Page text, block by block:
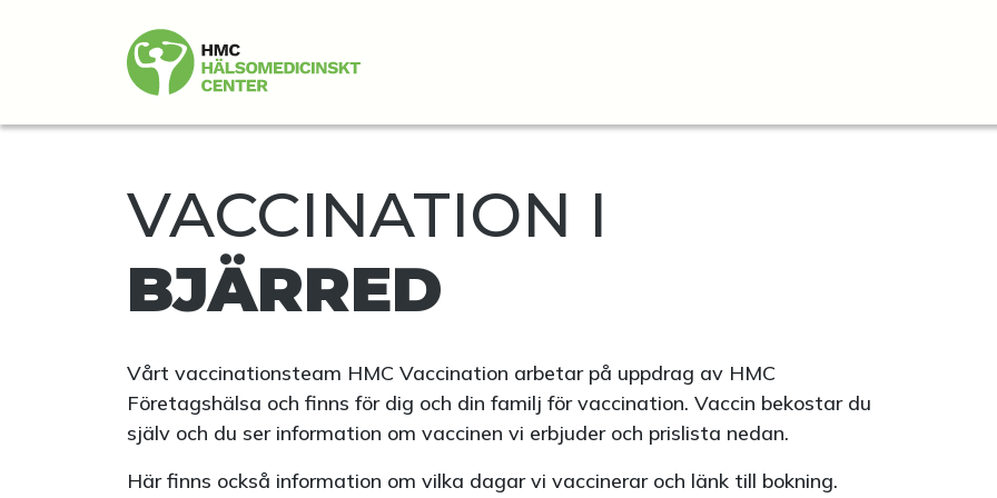
VACCINATION I
BJÄRRED
Vårt vaccinationsteam HMC Vaccination arbetar på uppdrag av HMC
Företagshälsa och finns för dig och din familj för vaccination. Vaccin bekostar du
själv och du ser information om vaccinen vi erbjuder och prislista nedan.
Här finns också information om vilka dagar vi vaccinerar och länk till bokning.